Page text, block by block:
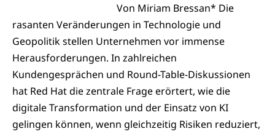
Von Miriam Bressan* Die
rasanten Veränderungen in Technologie und
Geopolitik stellen Unternehmen vor immense
Herausforderungen. In zahlreichen
Kundengesprächen und Round-Table-Diskussionen
hat Red Hat die zentrale Frage erörtert, wie die
digitale Transformation und der Einsatz von KI
gelingen können, wenn gleichzeitig Risiken reduziert,